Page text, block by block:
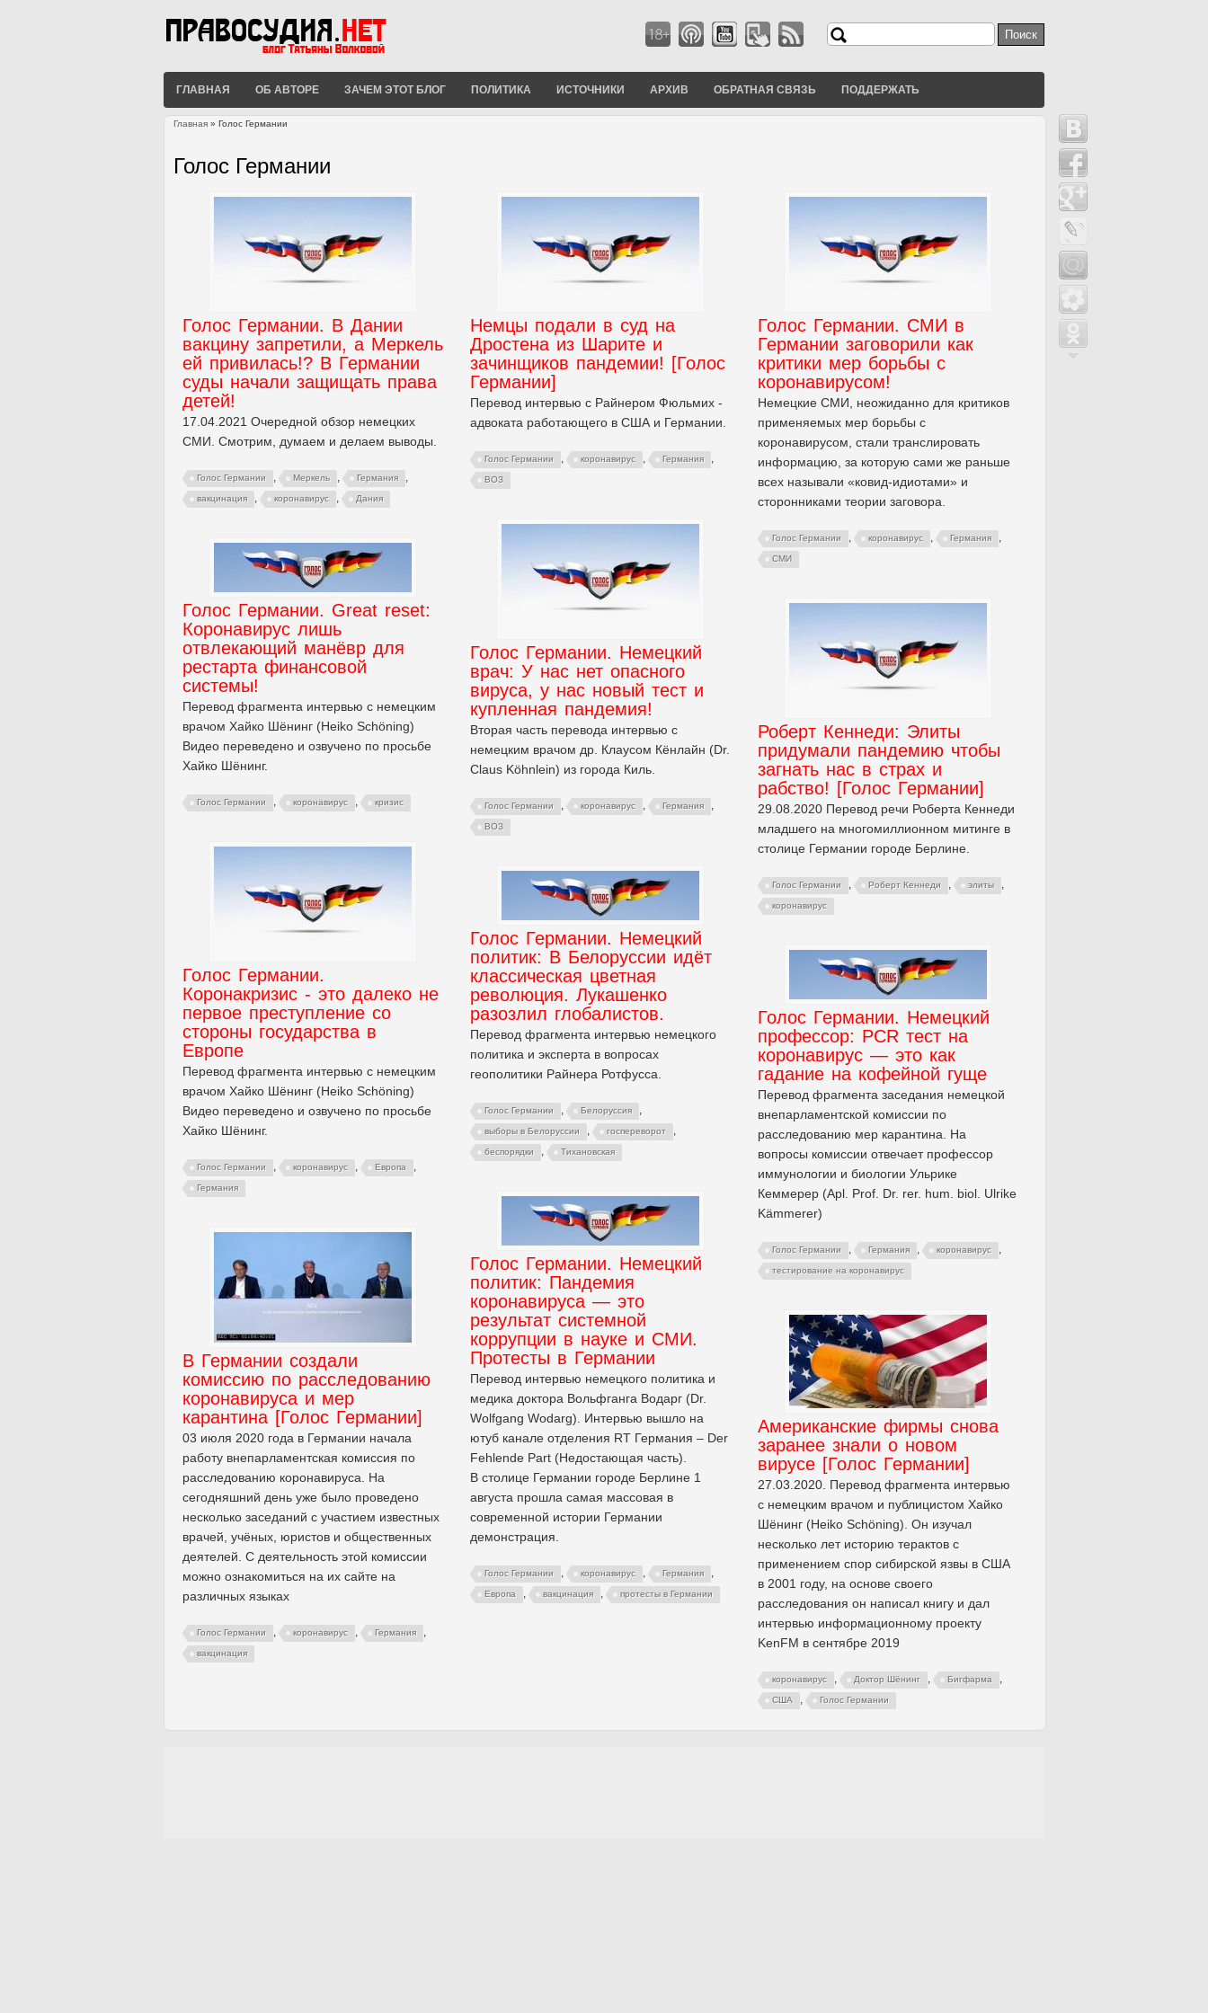
Форма поиска
Поиск
ГЛАВНАЯ ОБ АВТОРЕ ЗАЧЕМ ЭТОТ БЛОГ ПОЛИТИКА ИСТОЧНИКИ АРХИВ ОБРАТНАЯ СВЯЗЬ ПОДДЕРЖАТЬ
Главная » Голос Германии
Голос Германии
Голос Германии. В Дании
вакцину запретили, а Меркель
ей привилась!? В Германии
суды начали защищать права
детей!
17.04.2021 Очередной обзор немецких
СМИ. Смотрим, думаем и делаем выводы.
Голос Германии , Меркель , Германия ,
вакцинация , коронавирус , Дания
Немцы подали в суд на
Дростена из Шарите и
зачинщиков пандемии! [Голос
Германии]
Перевод интервью с Райнером Фюльмих -
адвоката работающего в США и Германии.
Голос Германии , коронавирус , Германия ,
ВОЗ
Голос Германии. СМИ в
Германии заговорили как
критики мер борьбы с
коронавирусом!
Немецкие СМИ, неожиданно для критиков
применяемых мер борьбы с
коронавирусом, стали транслировать
информацию, за которую сами же раньше
всех называли «ковид-идиотами» и
сторонниками теории заговора.
Голос Германии , коронавирус , Германия ,
СМИ
Голос Германии. Немецкий
врач: У нас нет опасного
вируса, у нас новый тест и
купленная пандемия!
Вторая часть перевода интервью с
немецким врачом др. Клаусом Кёнлайн (Dr.
Claus Köhnlein) из города Киль.
Голос Германии , коронавирус , Германия ,
ВОЗ
Голос Германии. Great reset:
Коронавирус лишь
отвлекающий манёвр для
рестарта финансовой
системы!
Перевод фрагмента интервью с немецким
врачом Хайко Шёнинг (Heiko Schöning)
Видео переведено и озвучено по просьбе
Хайко Шёнинг.
Голос Германии , коронавирус , кризис
Роберт Кеннеди: Элиты
придумали пандемию чтобы
загнать нас в страх и
рабство! [Голос Германии]
29.08.2020 Перевод речи Роберта Кеннеди
младшего на многомиллионном митинге в
столице Германии городе Берлине.
Голос Германии , Роберт Кеннеди , элиты ,
коронавирус
Голос Германии.
Коронакризис - это далеко не
первое преступление со
стороны государства в
Европе
Перевод фрагмента интервью с немецким
врачом Хайко Шёнинг (Heiko Schöning)
Видео переведено и озвучено по просьбе
Хайко Шёнинг.
Голос Германии , коронавирус , Европа ,
Германия
Голос Германии. Немецкий
политик: В Белоруссии идёт
классическая цветная
революция. Лукашенко
разозлил глобалистов.
Перевод фрагмента интервью немецкого
политика и эксперта в вопросах
геополитики Райнера Ротфусса.
Голос Германии , Белоруссия ,
выборы в Белоруссии , госпереворот ,
беспорядки , Тихановская
Голос Германии. Немецкий
профессор: PCR тест на
коронавирус — это как
гадание на кофейной гуще
Перевод фрагмента заседания немецкой
внепарламентской комиссии по
расследованию мер карантина. На
вопросы комиссии отвечает профессор
иммунологии и биологии Ульрике
Кеммерер (Apl. Prof. Dr. rer. hum. biol. Ulrike
Kämmerer)
Голос Германии , Германия , коронавирус ,
тестирование на коронавирус
Голос Германии. Немецкий
политик: Пандемия
коронавируса — это
результат системной
коррупции в науке и СМИ.
Протесты в Германии
Перевод интервью немецкого политика и
медика доктора Вольфганга Водарг (Dr.
Wolfgang Wodarg). Интервью вышло на
ютуб канале отделения RT Германия – Der
Fehlende Part (Недостающая часть).
В столице Германии городе Берлине 1
августа прошла самая массовая в
современной истории Германии
демонстрация.
Голос Германии , коронавирус , Германия ,
Европа , вакцинация , протесты в Германии
В Германии создали
комиссию по расследованию
коронавируса и мер
карантина [Голос Германии]
03 июля 2020 года в Германии начала
работу внепарламентская комиссия по
расследованию коронавируса. На
сегодняшний день уже было проведено
несколько заседаний с участием известных
врачей, учёных, юристов и общественных
деятелей. С деятельность этой комиссии
можно ознакомиться на их сайте на
различных языках
Голос Германии , коронавирус , Германия ,
вакцинация
Американские фирмы снова
заранее знали о новом
вирусе [Голос Германии]
27.03.2020. Перевод фрагмента интервью
с немецким врачом и публицистом Хайко
Шёнинг (Heiko Schöning). Он изучал
несколько лет историю терактов с
применением спор сибирской язвы в США
в 2001 году, на основе своего
расследования он написал книгу и дал
интервью информационному проекту
KenFM в сентябре 2019
коронавирус , Доктор Шёнинг , Бигфарма ,
США , Голос Германии